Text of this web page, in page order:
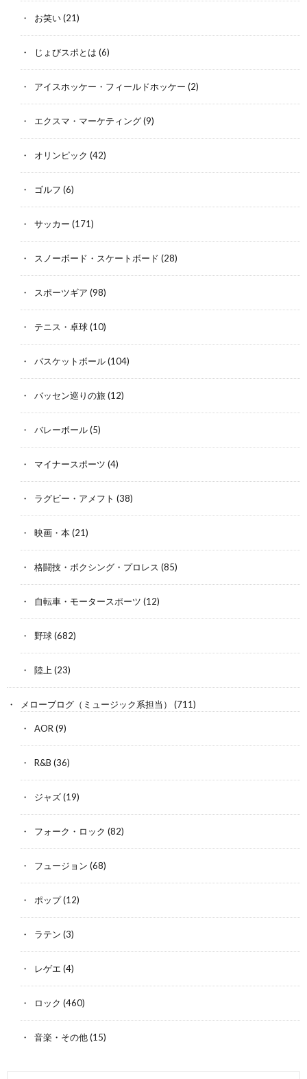
お笑い(21)
じょびスポとは (6)
アイスホッケー・フィールドホッケー (2)
エクスマ・マーケティング(9)
オリンピック (42)
ゴルフ (6)
サッカー (171)
スノーボード・スケートボード (28)
スポーツギア (98)
テニス・卓球(10)
バスケットボール(104)
バッセン巡りの旅(12)
バレーボール(5)
マイナースポーツ (4)
ラグビー・アメフト (38)
映画・本(21)
格闘技・ボクシング・プロレス (85)
自転車・モータースポーツ (12)
野球(682)
陸上 (23)
メローブログ（ミュージック系担当） (711)
AOR (9)
R&B (36)
ジャズ(19)
フォーク・ロック (82)
フュージョン (68)
ポップ(12)
ラテン (3)
レゲエ (4)
ロック (460)
音楽・その他(15)